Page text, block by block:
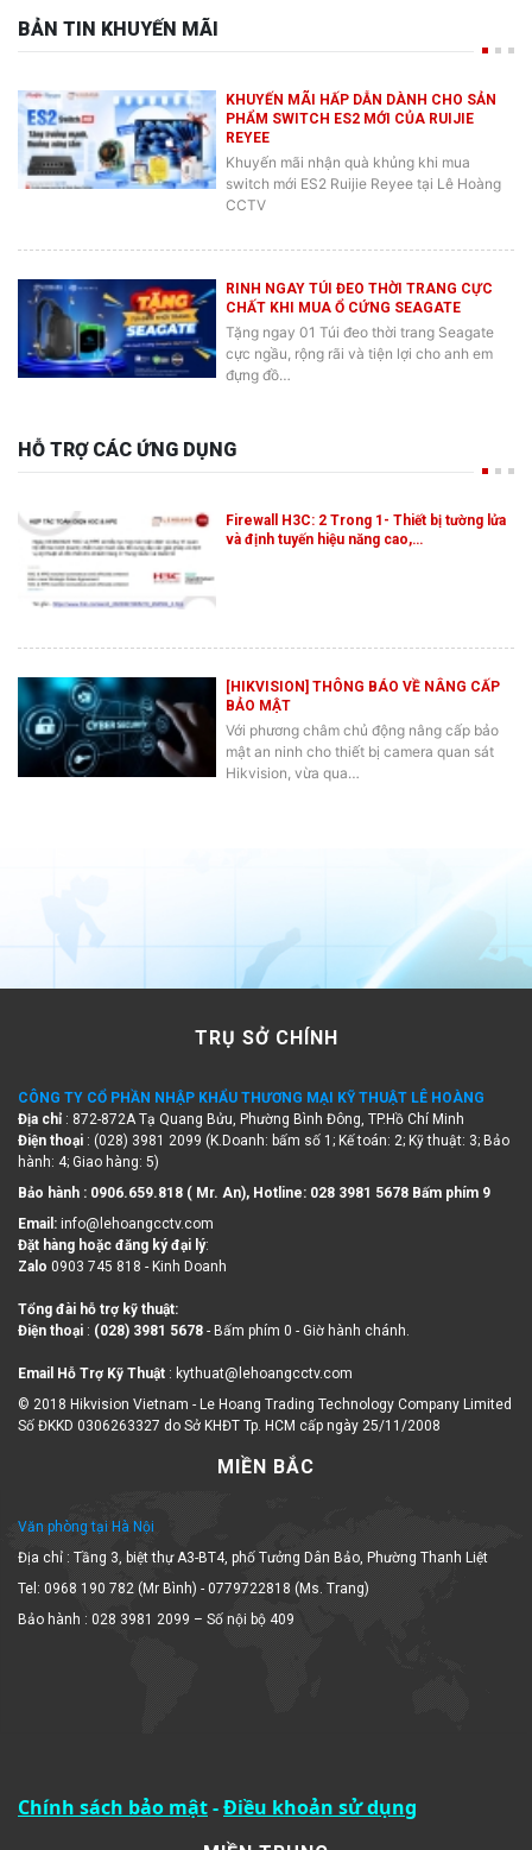
BẢN TIN KHUYẾN MÃI
PHẨM SWITCH ES2 MỚI CỦA RUIJIE
REYEE
Khuyến mãi nhận quà khủng khi mua
switch mới ES2 Ruijie Reyee tại Lê Hoàng
CCTV
CHẤT KHI MUA Ổ CỨNG SEAGATE
Tặng ngay 01 Túi đeo thời trang Seagate
cực ngầu, rộng rãi và tiện lợi cho anh em
đựng đồ…
HỖ TRỢ CÁC ỨNG DỤNG
và định tuyến hiệu năng cao,…
BẢO MẬT
Với phương châm chủ động nâng cấp bảo
mật an ninh cho thiết bị camera quan sát
Hikvision, vừa qua…
TRỤ SỞ CHÍNH
Địa chỉ : 872-872A Tạ Quang Bửu, Phường Bình Đông, TP.Hồ Chí Minh
Điện thoại : (028) 3981 2099 (K.Doanh: bấm số 1; Kế toán: 2; Kỹ thuật: 3; Bảo
hành: 4; Giao hàng: 5)
Đặt hàng hoặc đăng ký đại lý:
Zalo 0903 745 818 - Kinh Doanh
Điện thoại:(028) 3981 5678
Số ĐKKD 0306263327 do Sở KHĐT Tp. HCM cấp ngày 25/11/2008
MIỀN BẮC
Văn phòng tại Hà Nội
Địa chỉ : Tầng 3, biệt thự A3-BT4, phố Tưởng Dân Bảo, Phường Thanh Liệt
Tel: 0968 190 782 (Mr Bình) - 0779722818 (Ms. Trang)
Bảo hành : 028 3981 2099 – Số nội bộ 409
Chính sách bảo mật Điều khoản sử dụng
MIỀN TRUNG